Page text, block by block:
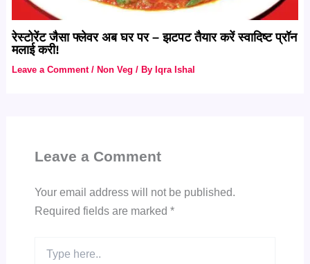
रेस्टोरेंट जैसा फ्लेवर अब घर पर – झटपट तैयार करें स्वादिष्ट प्रॉन
मलाई करी!
Leave a Comment / Non Veg / By Iqra Ishal
Leave a Comment
Your email address will not be published.
Required fields are marked *
here..